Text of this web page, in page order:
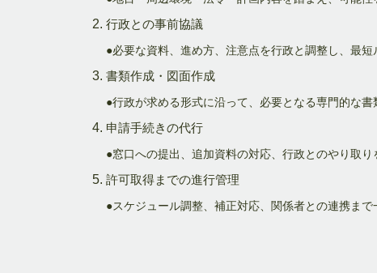
行政との事前協議
●必要な資料、進め方、注意点を行政と調整し、最短
書類作成・図面作成
●行政が求める形式に沿って、必要となる専門的な書
申請手続きの代行
●窓口への提出、追加資料の対応、行政とのやり取り
許可取得までの進行管理
●スケジュール調整、補正対応、関係者との連携まで